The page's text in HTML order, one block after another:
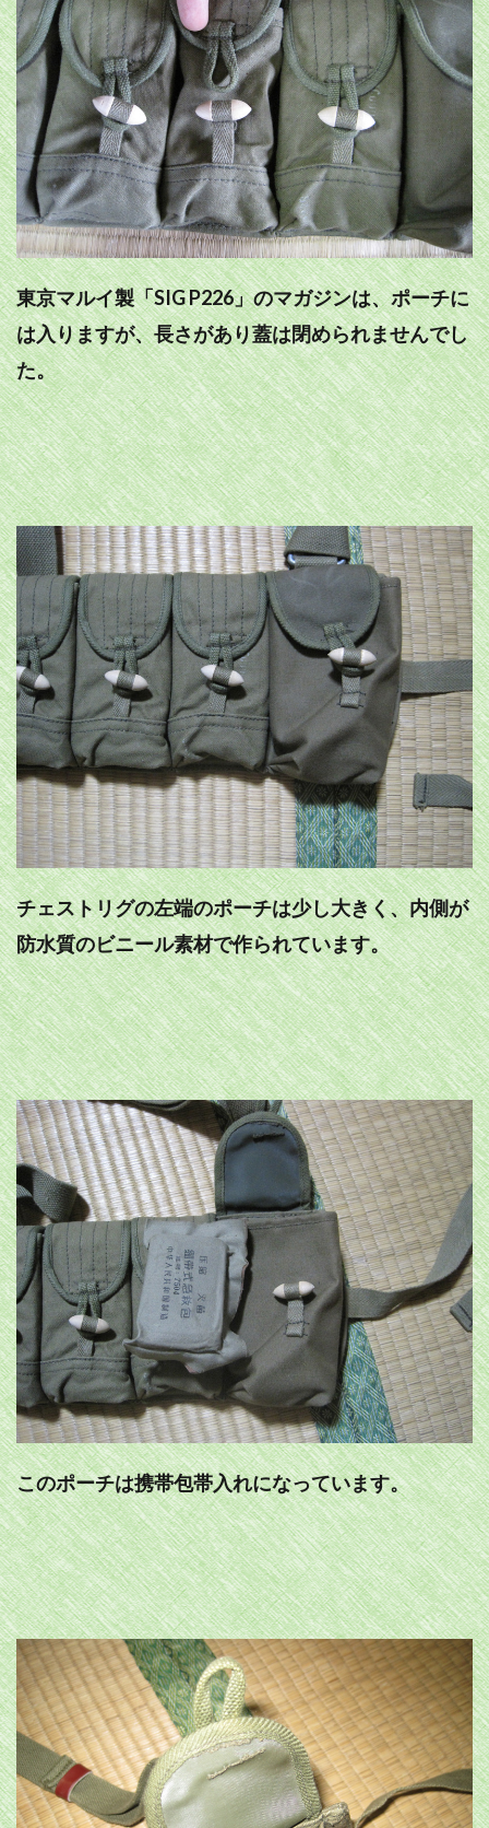
東京マルイ製「SIG P226」のマガジンは、ポーチに
は入りますが、長さがあり蓋は閉められませんでし
た。
チェストリグの左端のポーチは少し大きく、内側が
防水質のビニール素材で作られています。
このポーチは携帯包帯入れになっています。